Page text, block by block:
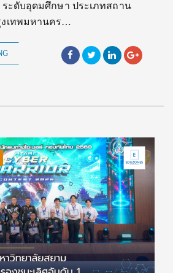
ะดับอุดมศึกษา ประเภทสถาน
เทพมหานคร…